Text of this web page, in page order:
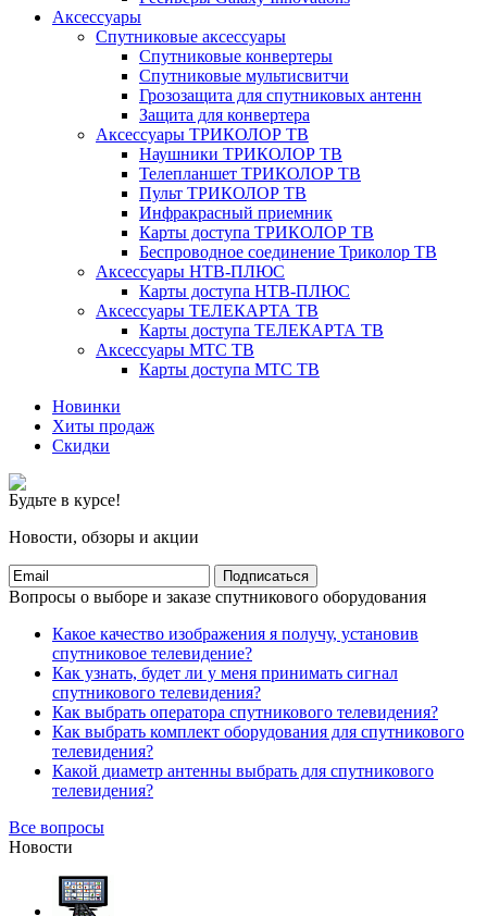
Аксессуары
Спутниковые аксессуары
Спутниковые конвертеры
Спутниковые мультисвитчи
Грозозащита для спутниковых антенн
Защита для конвертера
Аксессуары ТРИКОЛОР ТВ
Наушники ТРИКОЛОР ТВ
Телепланшет ТРИКОЛОР ТВ
Пульт ТРИКОЛОР ТВ
Инфракрасный приемник
Карты доступа ТРИКОЛОР ТВ
Беспроводное соединение Триколор ТВ
Аксессуары НТВ-ПЛЮС
Карты доступа НТВ-ПЛЮС
Аксессуары ТЕЛЕКАРТА ТВ
Карты доступа ТЕЛЕКАРТА ТВ
Аксессуары МТС ТВ
Карты доступа МТС ТВ
Новинки
Хиты продаж
Скидки
Будьте в курсе!
Новости, обзоры и акции
Подписаться
Вопросы о выборе и заказе спутникового оборудования
Какое качество изображения я получу, установив
спутниковое телевидение?
Как узнать, будет ли у меня принимать сигнал
спутникового телевидения?
Как выбрать оператора спутникового телевидения?
Как выбрать комплект оборудования для спутникового
телевидения?
Какой диаметр антенны выбрать для спутникового
телевидения?
Все вопросы
Новости